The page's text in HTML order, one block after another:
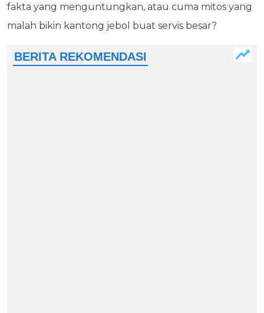
fakta yang menguntungkan, atau cuma mitos yang
malah bikin kantong jebol buat servis besar?